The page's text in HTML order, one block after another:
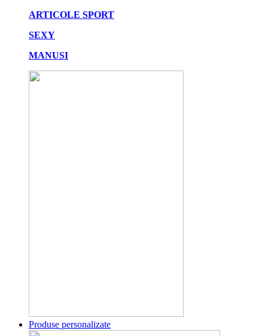
ARTICOLE SPORT
SEXY
MANUSI
Produse personalizate